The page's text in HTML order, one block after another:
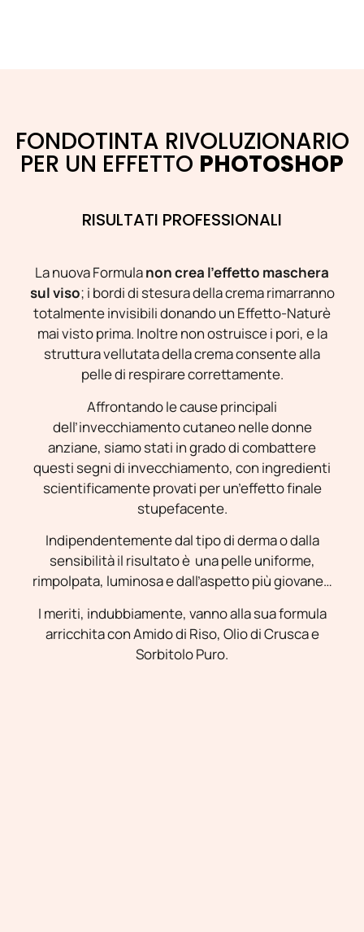
FONDOTINTA RIVOLUZIONARIO
PER UN EFFETTO PHOTOSHOP
RISULTATI PROFESSIONALI
La nuova Formulanon crea l’effetto maschera
sul viso; i bordi di stesura della crema rimarranno
totalmente invisibili donando un Effetto-Naturè
mai visto prima. Inoltre non ostruisce i pori, e la
struttura vellutata della crema consente alla
pelle di respirare correttamente.
Affrontando le cause principali
dell’invecchiamento cutaneo nelle donne
anziane, siamo stati in grado di combattere
questi segni di invecchiamento, con ingredienti
scientificamente provati per un’effetto finale
stupefacente.
Indipendentemente dal tipo di derma o dalla
sensibilità il risultato è una pelle uniforme,
rimpolpata, luminosa e dall’aspetto più giovane…
I meriti, indubbiamente, vanno alla sua formula
arricchita con Amido di Riso, Olio di Crusca e
Sorbitolo Puro.